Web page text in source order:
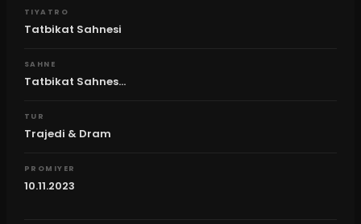
TIYATRO
Tatbikat Sahnesi
SAHNE
Tatbikat Sahnes...
TUR
Trajedi & Dram
PROMIYER
10.11.2023